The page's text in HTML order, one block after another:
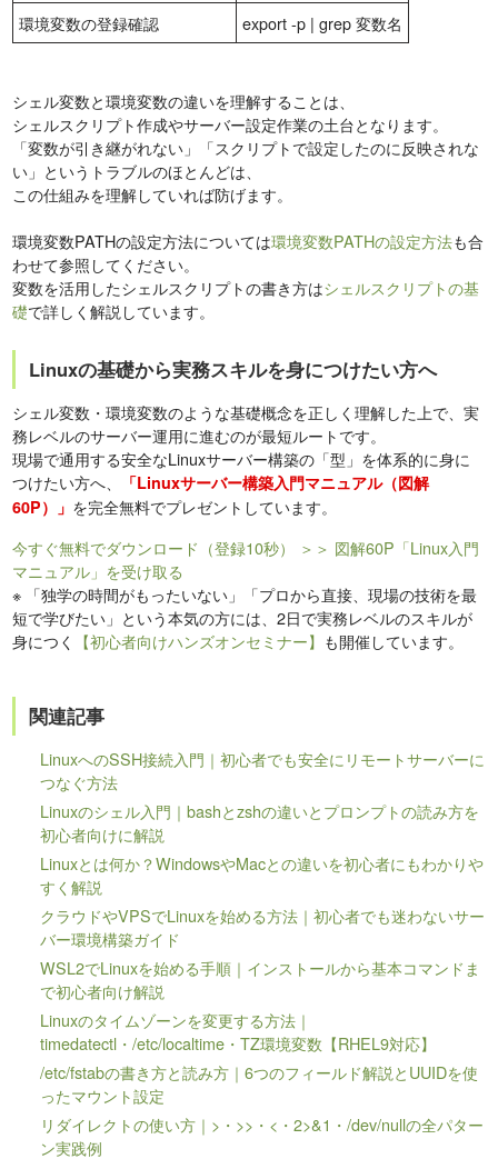
環境変数の登録確認
export -p | grep 変数名
シェル変数と環境変数の違いを理解することは、
シェルスクリプト作成やサーバー設定作業の土台となります。
「変数が引き継がれない」「スクリプトで設定したのに反映されな
い」というトラブルのほとんどは、
この仕組みを理解していれば防げます。
環境変数PATHの設定方法については環境変数PATHの設定方法も合
わせて参照してください。
変数を活用したシェルスクリプトの書き方はシェルスクリプトの基
礎で詳しく解説しています。
Linuxの基礎から実務スキルを身につけたい方へ
シェル変数・環境変数のような基礎概念を正しく理解した上で、実
務レベルのサーバー運用に進むのが最短ルートです。
現場で通用する安全なLinuxサーバー構築の「型」を体系的に身に
つけたい方へ、
「Linuxサーバー構築入門マニュアル（図解
60P）」 を完全無料でプレゼントしています。
今すぐ無料でダウンロード（登録10秒）
＞＞ 図解60P「Linux入門
マニュアル」を受け取る
※ 「独学の時間がもったいない」「プロから直接、現場の技術を最
短で学びたい」という本気の方には、2日で実務レベルのスキルが
身につく
【初心者向けハンズオンセミナー】 も開催しています。
関連記事
LinuxへのSSH接続入門｜初心者でも安全にリモートサーバーに
つなぐ方法
Linuxのシェル入門｜bashとzshの違いとプロンプトの読み方を
初心者向けに解説
Linuxとは何か？WindowsやMacとの違いを初心者にもわかりや
すく解説
クラウドやVPSでLinuxを始める方法｜初心者でも迷わないサー
バー環境構築ガイド
WSL2でLinuxを始める手順｜インストールから基本コマンドま
で初心者向け解説
Linuxのタイムゾーンを変更する方法｜
timedatectl・/etc/localtime・TZ環境変数【RHEL9対応】
/etc/fstabの書き方と読み方｜6つのフィールド解説とUUIDを使
ったマウント設定
リダイレクトの使い方｜>・>>・<・2>&1・/dev/nullの全パター
ン実践例